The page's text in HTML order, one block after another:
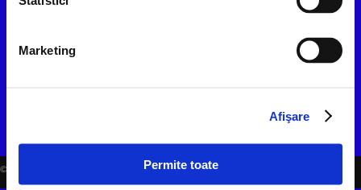
Marketing
Afişare
Permite toate
©2006-2026 EVENSYS | WWW.EVENSYS.RO